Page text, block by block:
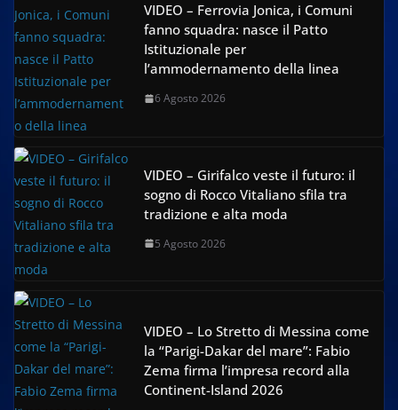
VIDEO – Ferrovia Jonica, i Comuni
fanno squadra: nasce il Patto
Istituzionale per
l’ammodernamento della linea
6 Agosto 2026
VIDEO – Girifalco veste il futuro: il
sogno di Rocco Vitaliano sfila tra
tradizione e alta moda
5 Agosto 2026
VIDEO – Lo Stretto di Messina come
la “Parigi-Dakar del mare”: Fabio
Zema firma l’impresa record alla
Continent-Island 2026